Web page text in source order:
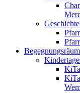
Geschichte